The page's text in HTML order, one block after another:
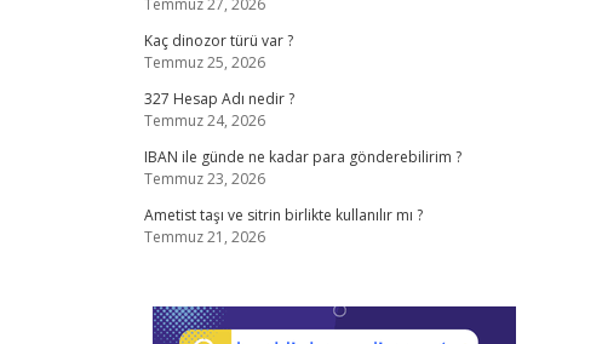
Temmuz 27, 2026
Kaç dinozor türü var ?
Temmuz 25, 2026
327 Hesap Adı nedir ?
Temmuz 24, 2026
IBAN ile günde ne kadar para gönderebilirim ?
Temmuz 23, 2026
Ametist taşı ve sitrin birlikte kullanılır mı ?
Temmuz 21, 2026